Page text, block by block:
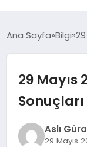
SIGORTA
BES / HAYAT
EKONOMI
Ana Sayfa Bilgi
29 Mayıs
Sonuçları
Aslı
29 Mayıs